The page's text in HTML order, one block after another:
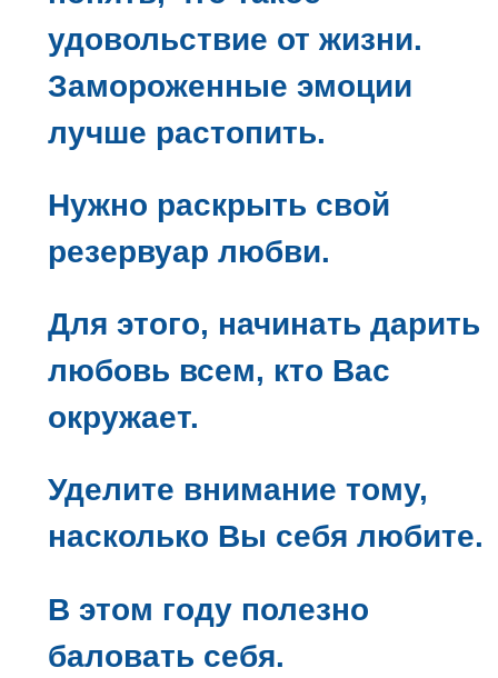
удовольствие от жизни.
Замороженные эмоции
лучше растопить.
Нужно раскрыть свой
резервуар любви.
Для этого, начинать дарить
любовь всем, кто Вас
окружает.
Уделите внимание тому,
насколько Вы себя любите.
В этом году полезно
баловать себя.